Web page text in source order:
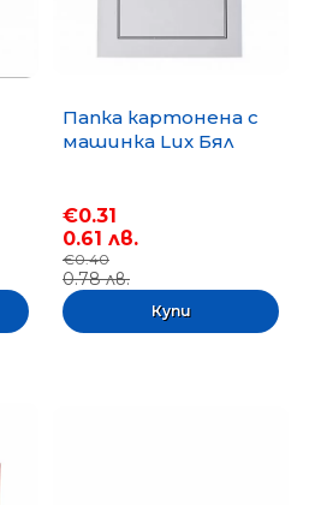
Папка картонена с
машинка Lux Бял
€0.31
0.61 лв.
€0.40
0.78 лв.